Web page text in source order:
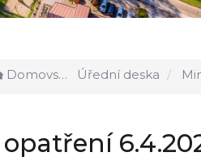
Domovská stránka Úřední deska Mimořádné